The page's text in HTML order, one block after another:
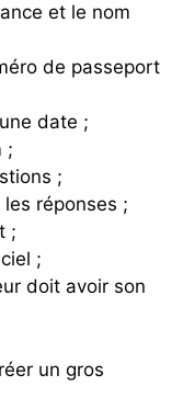
et le nom
de passeport
date ;
;
;
réponses ;
;
;
doit avoir son
un gros